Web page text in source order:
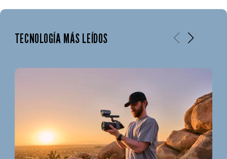
TECNOLOGÍA MÁS LEÍDOS